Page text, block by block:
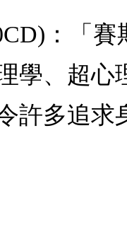
：「
學、超心
許多追求